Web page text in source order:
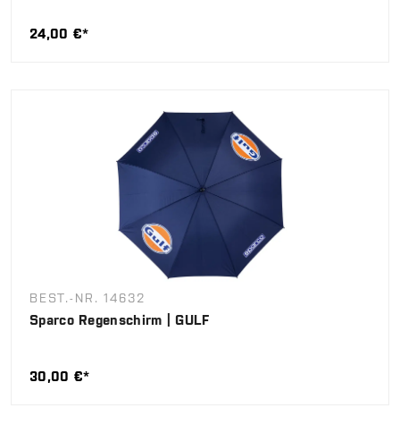
24,00 €*
BEST.-NR. 14632
Sparco Regenschirm | GULF
30,00 €*